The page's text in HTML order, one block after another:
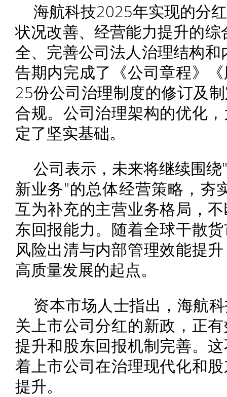
海航科技2025年实现的分
状况改善、经营能力提升的
全、完善公司法人治理结构
告期内完成了《公司章程》
25份公司治理制度的修订及
合规。公司治理架构的优化
定了坚实基础。
公司表示，未来将继续围
新业务"的总体经营策略，夯
互为补充的主营业务格局，
东回报能力。随着全球干散
风险出清与内部管理效能提
高质量发展的起点。
资本市场人士指出，海航
关上市公司分红的新政，正
提升和股东回报机制完善。
着上市公司在治理现代化和
提升。